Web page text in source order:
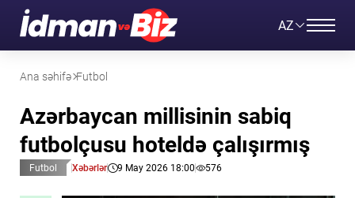
AZ
Ana səhifə Futbol
Azərbaycan millisinin sabiq
futbolçusu hoteldə çalışırmış
Futbol Xəbərlər 9 May 2026 18:00 576